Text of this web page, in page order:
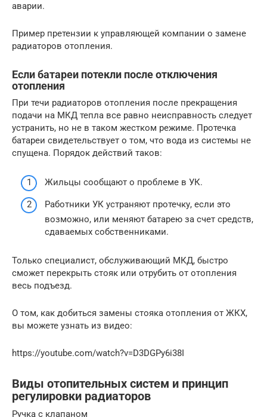
аварии.
Пример претензии к управляющей компании о замене
радиаторов отопления.
Если батареи потекли после отключения
отопления
При течи радиаторов отопления после прекращения
подачи на МКД тепла все равно неисправность следует
устранить, но не в таком жестком режиме. Протечка
батареи свидетельствует о том, что вода из системы не
спущена. Порядок действий таков:
Жильцы сообщают о проблеме в УК.
Работники УК устраняют протечку, если это
возможно, или меняют батарею за счет средств,
сдаваемых собственниками.
Только специалист, обслуживающий МКД, быстро
сможет перекрыть стояк или отрубить от отопления
весь подъезд.
О том, как добиться замены стояка отопления от ЖКХ,
вы можете узнать из видео:
https://youtube.com/watch?v=D3DGPy6i38I
Виды отопительных систем и принцип
регулировки радиаторов
Ручка с клапаном